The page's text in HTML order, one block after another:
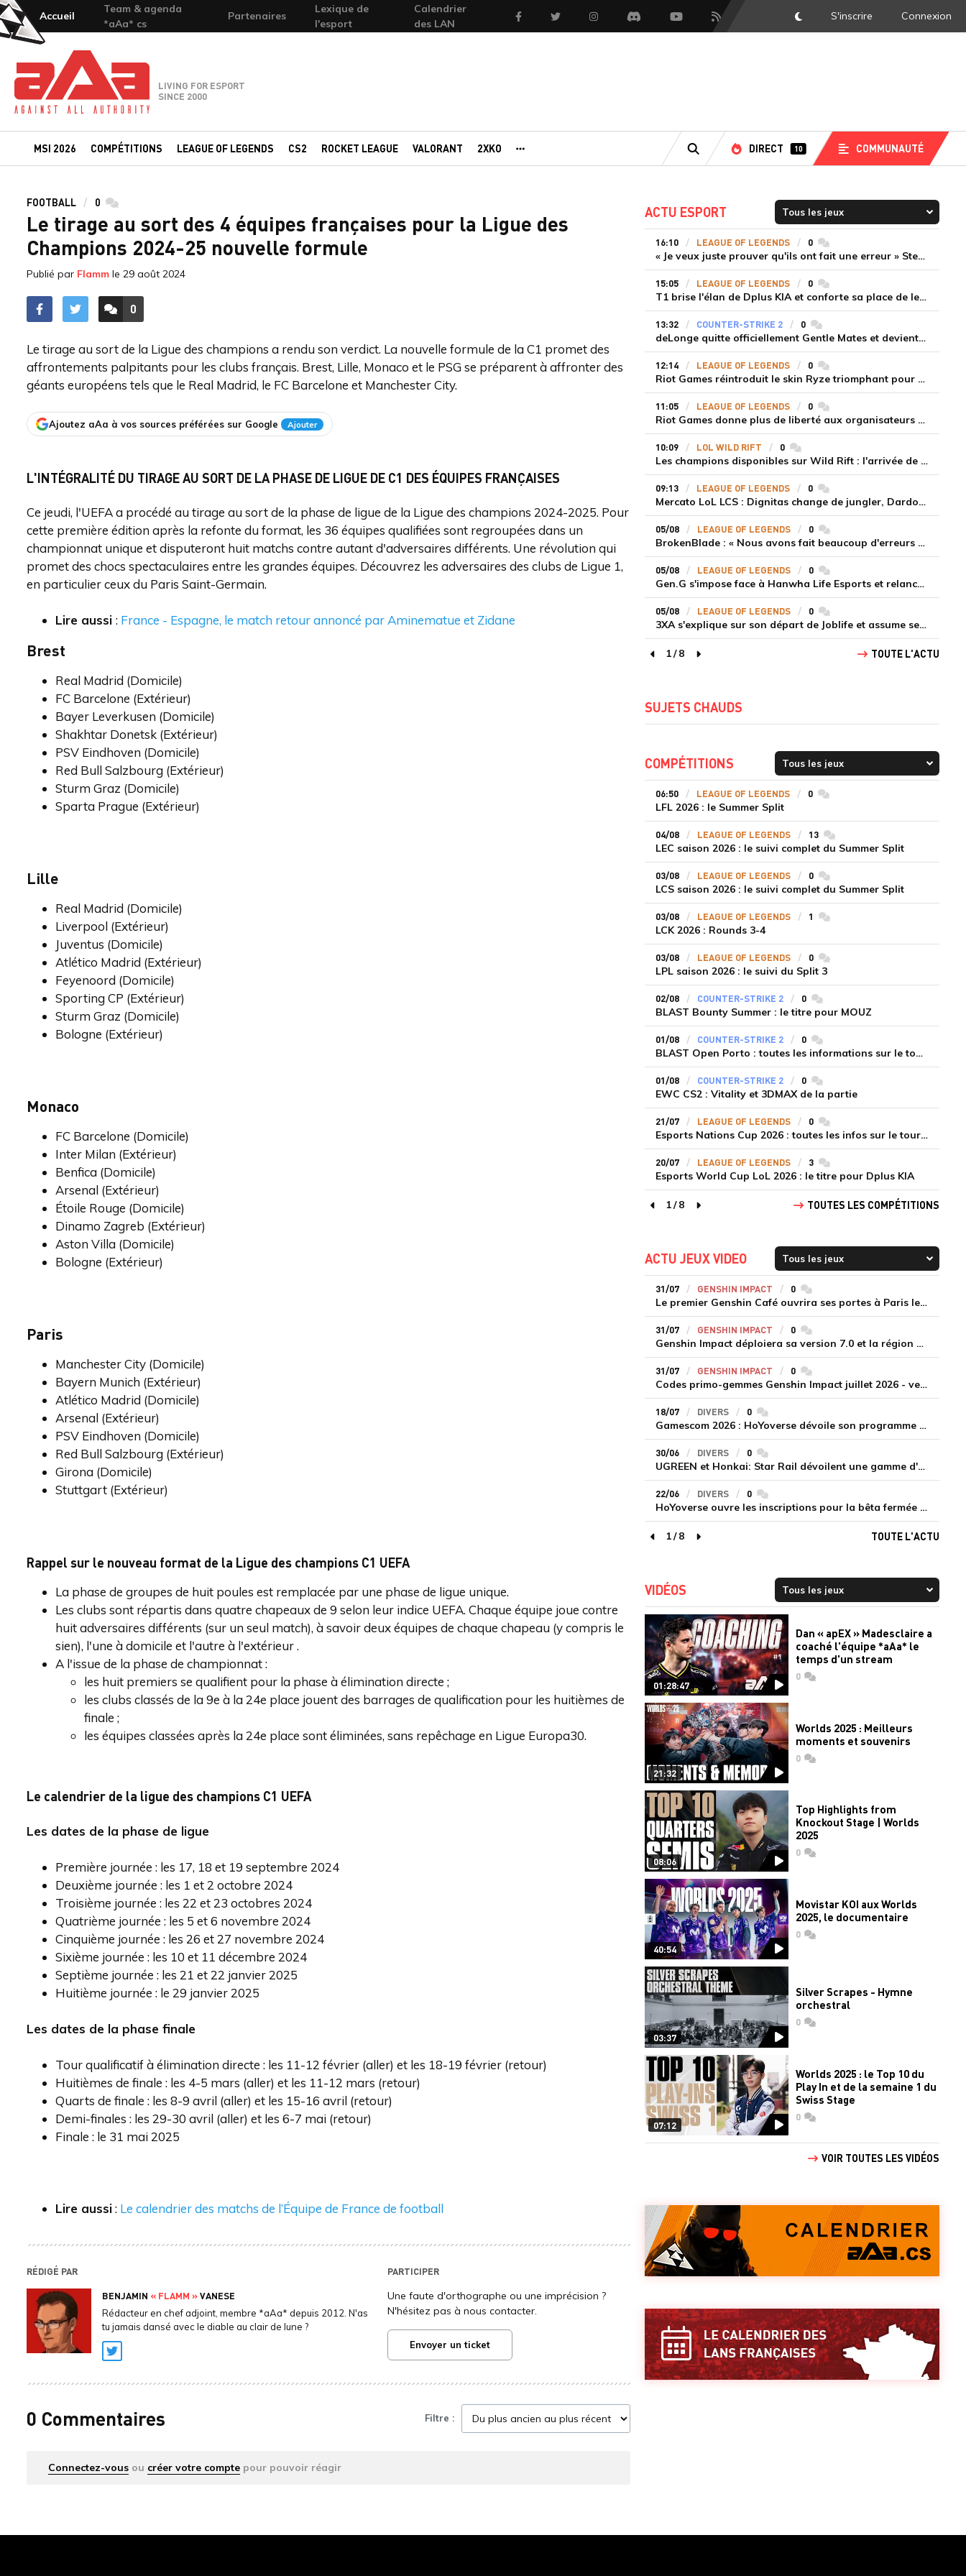
Accueil
Team & agenda
*aAa* cs
Partenaires
Lexique de
l'esport
Calendrier
des LAN
FacebookTwitter InstagramDiscord YoutubeFlux RSS DarkMode
S'inscrire Connexion
Team-aAa - against All authority
LIVING FOR ESPORT
SINCE 2000
MSI 2026 COMPÉTITIONS LEAGUE OF LEGENDS CS2 ROCKET LEAGUE VALORANT 2XKO
RECHERCHE
DIRECT 10 COMMUNAUTÉ
FOOTBALL 0 commentaires
Le tirage au sort des 4 équipes françaises pour la Ligue des
Champions 2024-25 nouvelle formule
Publié par Flamm le 29 août 2024
ACCÉDER AUX
0
COMMENTAIRES
Le tirage au sort de la Ligue des champions a rendu son verdict. La nouvelle formule de la C1 promet des
affrontements palpitants pour les clubs français. Brest, Lille, Monaco et le PSG se préparent à affronter des
géants européens tels que le Real Madrid, le FC Barcelone et Manchester City.
Ajoutez aAa à vos sources préférées sur Google Ajouter
L'INTÉGRALITÉ DU TIRAGE AU SORT DE LA PHASE DE LIGUE DE C1 DES ÉQUIPES FRANÇAISES
Ce jeudi, l'UEFA a procédé au tirage au sort de la phase de ligue de la Ligue des champions 2024-2025. Pour
cette première édition après la refonte du format, les 36 équipes qualifiées sont regroupées dans un
championnat unique et disputeront huit matchs contre autant d'adversaires différents. Une révolution qui
promet des chocs spectaculaires entre les grandes équipes. Découvrez les adversaires des clubs de Ligue 1,
en particulier ceux du Paris Saint-Germain.
Lire aussi : France - Espagne, le match retour annoncé par Aminematue et Zidane
Brest
Real Madrid (Domicile)
FC Barcelone (Extérieur)
Bayer Leverkusen (Domicile)
Shakhtar Donetsk (Extérieur)
PSV Eindhoven (Domicile)
Red Bull Salzbourg (Extérieur)
Sturm Graz (Domicile)
Sparta Prague (Extérieur)
Lille
Real Madrid (Domicile)
Liverpool (Extérieur)
Juventus (Domicile)
Atlético Madrid (Extérieur)
Feyenoord (Domicile)
Sporting CP (Extérieur)
Sturm Graz (Domicile)
Bologne (Extérieur)
Monaco
FC Barcelone (Domicile)
Inter Milan (Extérieur)
Benfica (Domicile)
Arsenal (Extérieur)
Étoile Rouge (Domicile)
Dinamo Zagreb (Extérieur)
Aston Villa (Domicile)
Bologne (Extérieur)
Paris
Manchester City (Domicile)
Bayern Munich (Extérieur)
Atlético Madrid (Domicile)
Arsenal (Extérieur)
PSV Eindhoven (Domicile)
Red Bull Salzbourg (Extérieur)
Girona (Domicile)
Stuttgart (Extérieur)
Rappel sur le nouveau format de la Ligue des champions C1 UEFA
La phase de groupes de huit poules est remplacée par une phase de ligue unique.
Les clubs sont répartis dans quatre chapeaux de 9 selon leur indice UEFA. Chaque équipe joue contre
huit adversaires différents (sur un seul match), à savoir deux équipes de chaque chapeau (y compris le
sien), l'une à domicile et l'autre à l'extérieur .
A l'issue de la phase de championnat :
les huit premiers se qualifient pour la phase à élimination directe ;
les clubs classés de la 9e à la 24e place jouent des barrages de qualification pour les huitièmes de
finale ;
les équipes classées après la 24e place sont éliminées, sans repêchage en Ligue Europa30.
Le calendrier de la ligue des champions C1 UEFA
Les dates de la phase de ligue
Première journée : les 17, 18 et 19 septembre 2024
Deuxième journée : les 1 et 2 octobre 2024
Troisième journée : les 22 et 23 octobres 2024
Quatrième journée : les 5 et 6 novembre 2024
Cinquième journée : les 26 et 27 novembre 2024
Sixième journée : les 10 et 11 décembre 2024
Septième journée : les 21 et 22 janvier 2025
Huitième journée : le 29 janvier 2025
Les dates de la phase finale
Tour qualificatif à élimination directe : les 11-12 février (aller) et les 18-19 février (retour)
Huitièmes de finale : les 4-5 mars (aller) et les 11-12 mars (retour)
Quarts de finale : les 8-9 avril (aller) et les 15-16 avril (retour)
Demi-finales : les 29-30 avril (aller) et les 6-7 mai (retour)
Finale : le 31 mai 2025
Lire aussi: Le calendrier des matchs de l’Équipe de France de football
RÉDIGÉ PAR
BENJAMIN « FLAMM »VANESE
Rédacteur en chef adjoint, membre *aAa* depuis 2012. N'as
tu jamais dansé avec le diable au clair de lune ?
Twitter
PARTICIPER
Une faute d'orthographe ou une imprécision ?
N'hésitez pas à nous contacter.
Envoyer un ticket
0 Commentaires Filtre :
Connectez-vous ou créer votre compte pour pouvoir réagir
ACTU ESPORT
16:10 LEAGUE OF LEGENDS 0commentaires
« Je veux juste prouver qu'ils ont fait une erreur » Stend se confie sur son mercato chaotique et ses ambitions avec Shifters
15:05 LEAGUE OF LEGENDS 0commentaires
T1 brise l'élan de Dplus KIA et conforte sa place de leader en LCK 2026 Rounds 3-4
13:32 COUNTER-STRIKE 2 0commentaires
deLonge quitte officiellement Gentle Mates et devient agent libre
12:14 LEAGUE OF LEGENDS 0commentaires
Riot Games réintroduit le skin Ryze triomphant pour récompenser la scène amateur
11:05 LEAGUE OF LEGENDS 0commentaires
Riot Games donne plus de liberté aux organisateurs de tournois locaux sur League of Legends
10:09 LOL WILD RIFT 0commentaires
Les champions disponibles sur Wild Rift : l'arrivée de Cho'Gath
09:13 LEAGUE OF LEGENDS 0commentaires
Mercato LoL LCS : Dignitas change de jungler, Dardoch fait son retour en LCS, eXyu annonce sa retraite
05/08 LEAGUE OF LEGENDS 0commentaires
BrokenBlade : « Nous avons fait beaucoup d'erreurs bêtes, mais une victoire reste une victoire et c'est une chose dont on peut se réjouir »
05/08 LEAGUE OF LEGENDS 0commentaires
Gen.G s'impose face à Hanwha Life Esports et relance sa dynamique en LCK
05/08 LEAGUE OF LEGENDS 0commentaires
3XA s'explique sur son départ de Joblife et assume ses torts
page précédente
1/8
page suivante
TOUTE L'ACTU
SUJETS CHAUDS
COMPÉTITIONS
06:50 LEAGUE OF LEGENDS 0commentaires
LFL 2026 : le Summer Split
04/08 LEAGUE OF LEGENDS 13commentaires
LEC saison 2026 : le suivi complet du Summer Split
03/08 LEAGUE OF LEGENDS 0commentaires
LCS saison 2026 : le suivi complet du Summer Split
03/08 LEAGUE OF LEGENDS 1 commentaires
LCK 2026 : Rounds 3-4
03/08 LEAGUE OF LEGENDS 0commentaires
LPL saison 2026 : le suivi du Split 3
02/08 COUNTER-STRIKE 2 0commentaires
BLAST Bounty Summer : le titre pour MOUZ
01/08 COUNTER-STRIKE 2 0commentaires
BLAST Open Porto : toutes les informations sur le tournoi
01/08 COUNTER-STRIKE 2 0commentaires
EWC CS2 : Vitality et 3DMAX de la partie
21/07 LEAGUE OF LEGENDS 0commentaires
Esports Nations Cup 2026 : toutes les infos sur le tournoi
20/07 LEAGUE OF LEGENDS 3commentaires
Esports World Cup LoL 2026 : le titre pour Dplus KIA
page précédente
1/8
page suivante
TOUTES LES COMPÉTITIONS
ACTU JEUX VIDEO
31/07 GENSHIN IMPACT 0commentaires
Le premier Genshin Café ouvrira ses portes à Paris le 14 août
31/07 GENSHIN IMPACT 0commentaires
Genshin Impact déploiera sa version 7.0 et la région de Snezhnaya le 12 août
31/07 GENSHIN IMPACT 0commentaires
Codes primo-gemmes Genshin Impact juillet 2026 - version 7.0
18/07 DIVERS 0commentaires
Gamescom 2026 : HoYoverse dévoile son programme et présente deux nouveaux jeux inédits
30/06 DIVERS 0commentaires
UGREEN et Honkai: Star Rail dévoilent une gamme d'accessoires de recharge en édition limitée
22/06 DIVERS 0commentaires
HoYoverse ouvre les inscriptions pour la bêta fermée de Honkai : Nexus Anima
page précédente
1/8
page suivante
TOUTE L'ACTU
VIDÉOS
01:28:47
Dan « apEX » Madesclaire a
coaché l'équipe *aAa* le
temps d'un stream
0commentaires
21:32
Worlds 2025 : Meilleurs
moments et souvenirs
0commentaires
08:06
Top Highlights from
Knockout Stage | Worlds
2025
0commentaires
40:54
Movistar KOI aux Worlds
2025, le documentaire
0commentaires
03:37
Silver Scrapes - Hymne
orchestral
0commentaires
07:12
Worlds 2025 : le Top 10 du
Play In et de la semaine 1 du
Swiss Stage
0commentaires
VOIR TOUTES LES VIDÉOS